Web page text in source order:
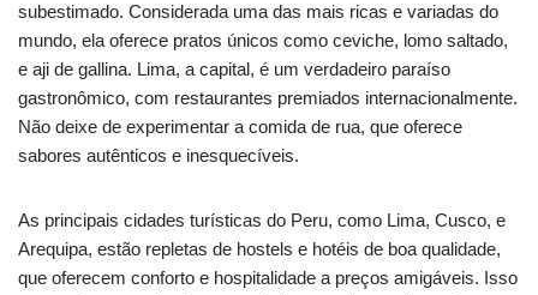
subestimado. Considerada uma das mais ricas e variadas do
mundo, ela oferece pratos únicos como ceviche, lomo saltado,
e aji de gallina. Lima, a capital, é um verdadeiro paraíso
gastronômico, com restaurantes premiados internacionalmente.
Não deixe de experimentar a comida de rua, que oferece
sabores autênticos e inesquecíveis.
As principais cidades turísticas do Peru, como Lima, Cusco, e
Arequipa, estão repletas de hostels e hotéis de boa qualidade,
que oferecem conforto e hospitalidade a preços amigáveis. Isso